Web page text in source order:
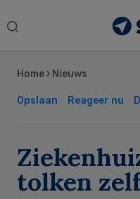
Search
Home › Nieuws
Opslaan Reageer nu
tolken
Sidebar